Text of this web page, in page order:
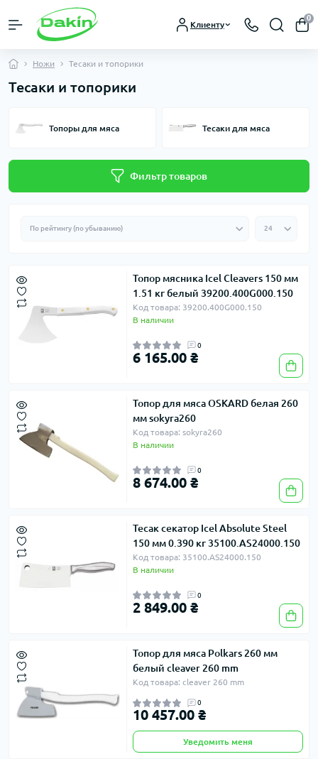
Клиенту
0
Ножи Тесаки и топорики
Тесаки и топорики
Топоры для мяса Тесаки для мяса
Фильтр товаров
Топор мясника Icel Cleavers 150 мм
1.51 кг белый 39200.400G000.150
Код товара: 39200.400G000.150
В наличии
0
6 165.00 ₴
Топор для мяса OSKARD белая 260
мм sokyra260
Код товара: sokyra260
В наличии
0
8 674.00 ₴
Тесак секатор Icel Absolute Steel
150 мм 0.390 кг 35100.AS24000.150
Код товара: 35100.AS24000.150
В наличии
0
2 849.00 ₴
Топор для мяса Polkars 260 мм
белый cleaver 260 mm
Код товара: cleaver 260 mm
0
10 457.00 ₴
Уведомить меня